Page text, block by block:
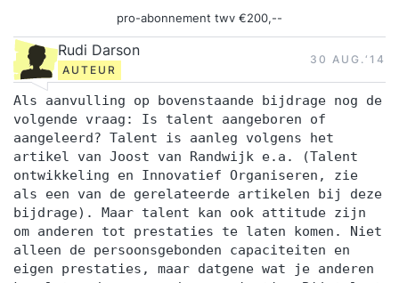
pro-abonnement twv €200,--
Rudi Darson
AUTEUR
30 AUG.‘14
Als aanvulling op bovenstaande bijdrage nog de
volgende vraag: Is talent aangeboren of
aangeleerd? Talent is aanleg volgens het
artikel van Joost van Randwijk e.a. (Talent
ontwikkeling en Innovatief Organiseren, zie
als een van de gerelateerde artikelen bij deze
bijdrage). Maar talent kan ook attitude zijn
om anderen tot prestaties te laten komen. Niet
alleen de persoonsgebonden capaciteiten en
eigen prestaties, maar datgene wat je anderen